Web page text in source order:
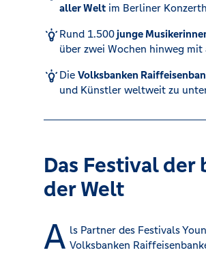
Karte sperren (116 116)
Kreditrechner
aller Welt im Berliner
Rund 1.500junge
über zwei Wochen hinweg
DieVolksbanken
und Künstler weltweit zu
Das Festival
der Welt
A ls Partner des Festivals
Volksbanken